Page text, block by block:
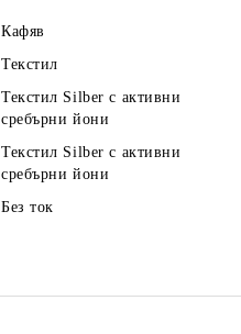
Кафяв
Текстил
Текстил Silber с активни
сребърни йони
Текстил Silber с активни
сребърни йони
Без ток